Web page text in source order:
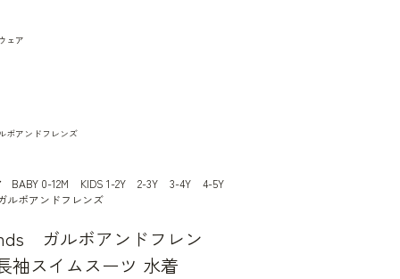
ェア
アンドフレンズ
BABY 0-12M KIDS 1-2Y 2-3Y 3-4Y
4-5Y
ボアンドフレンズ
ガルボアンドフレン
スイムスーツ 水着